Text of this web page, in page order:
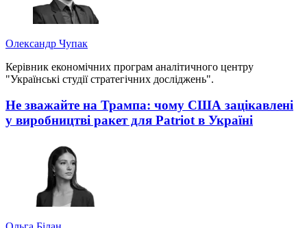
Олександр Чупак
Керівник економічних програм аналітичного центру
"Українські студії стратегічних досліджень".
Не зважайте на Трампа: чому США зацікавлені
у виробництві ракет для Patriot в Україні